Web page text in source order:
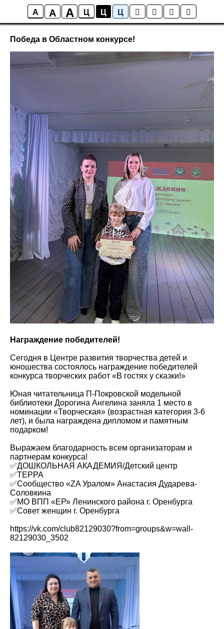
A A A Ц Ц Ц
Статьи и Достижения
Победа в Областном конкурсе!
Награждение победителей!
Сегодня в Центре развития творчества детей и
юношества состоялось награждение победителей
конкурса творческих работ «В гостях у сказки!»
Юная читательница П-Покровской модельной
библиотеки Дорогина Ангелина заняла 1 место в
номинации «Творческая» (возрастная категория 3-6
лет), и была награждена дипломом и памятным
подарком!
Выражаем благодарность всем организаторам и
партнерам конкурса!
✅ДОШКОЛЬНАЯ АКАДЕМИЯ/Детский центр
✅TEРРА
✅Сообщество «ZA Уралом» Анастасия Дударева-
Соловкина
✅МО ВПП «ЕР» Ленинского района г. Оренбурга
✅Совет женщин г. Оренбурга
https://vk.com/club82129030?from=groups&w=wall-
82129030_3502